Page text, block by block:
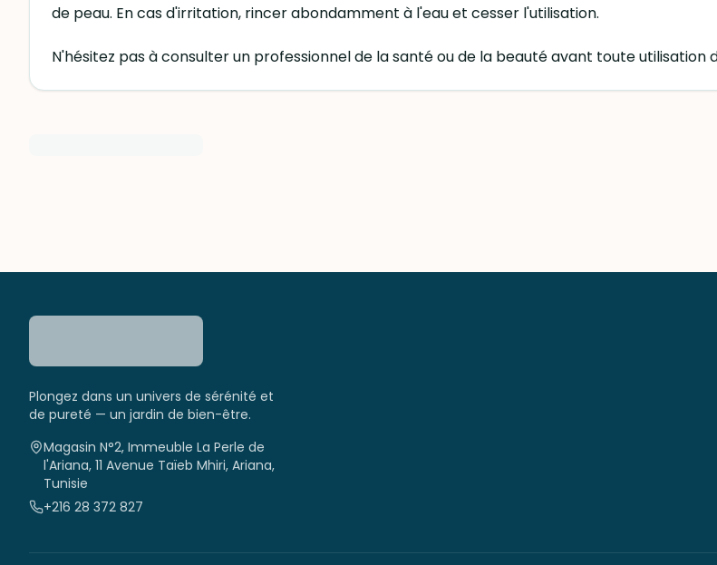
de peau. En cas d'irritation, rincer abondamment à l'eau et cesser l'utilisation.
N'hésitez pas à consulter un professionnel de la santé ou de la beauté avant toute utilisation
Plongez dans un univers de sérénité et
de pureté — un jardin de bien-être.
Magasin N°2, Immeuble La Perle de
l'Ariana, 11 Avenue Taïeb Mhiri, Ariana,
Tunisie
+216 28 372 827